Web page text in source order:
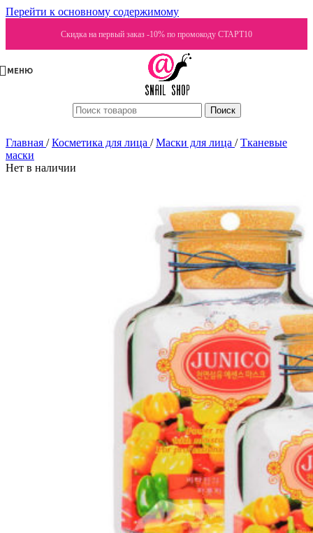
Перейти к основному содержимому
Скидка на первый заказ -10% по промокоду СТАРТ10
МЕНЮ
Поиск
Главная / Косметика для лица / Маски для лица / Тканевые
маски
Нет в наличии